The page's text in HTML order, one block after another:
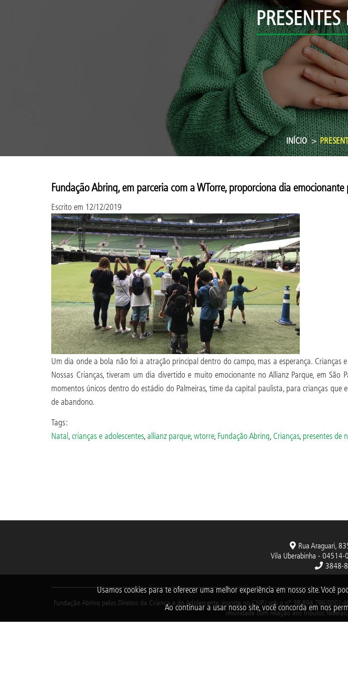
INÍCIO
Usamos cookies para te oferecer uma melhor experiência em nosso site. Você
Ao continuar a usar nosso site, você concorda em nos
Fundação Abrinq, em parceria com a WTorre, proporciona dia
Escrito em 12/12/2019
Um dia onde a bola não foi a atração principal dentro do campo, mas a esperança. Crianças
Nossas Crianças, tiveram um dia divertido e muito emocionante no Allianz Parque, em
momentos únicos dentro do estádio do Palmeiras, time da capital paulista, para crianças
de abandono.
Tags:
Natal,crianças e adolescentes,allianz parque,wtorre, Fundação Abrinq, Crianças, presentes de
Rua Araguari,
Vila Uberabinha - 04514-
3848-
Fundação Abrinq pelos Direitos da Criança e do Adolescente, inscrita no CNPJ sob o nº 38.894.796/
imunidade com relação aos tributos